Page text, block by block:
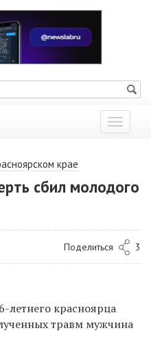
Показать
меню
крае
сбил молодого
Поделиться 3
летнего красноярца
травм мужчина